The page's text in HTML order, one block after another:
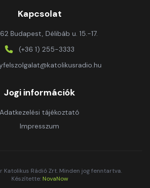
Kapcsolat
Budapest, Délibáb u. 15.-17.
(+36 1) 255-3333
Jogi információk
Adatkezelési tájékoztató
Impresszum
Rádió Zrt. Minden jog fenntartva.
Készítette: NovaNow